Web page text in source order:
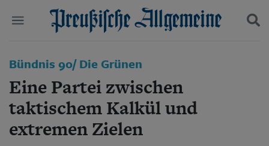
Politik
Wirtschaft
Panorama
Gesellschaft
Leben
Suchen und finden
Bündnis 90/ Die Grünen
Eine Partei zwischen
taktischem Kalkül und
extremen Zielen